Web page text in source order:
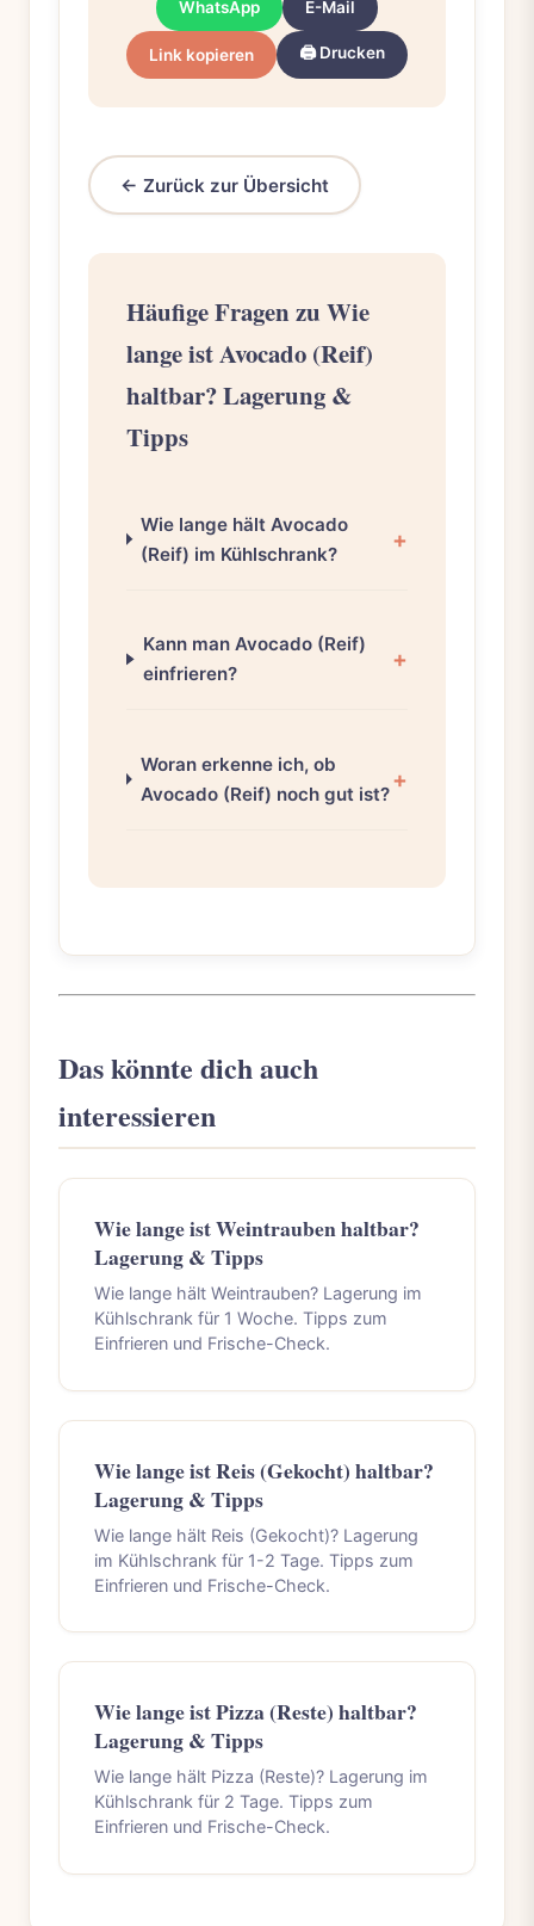
WhatsApp E-Mail
Link kopieren 🖨️ Drucken
← Zurück zur Übersicht
Häufige Fragen zu Wie
lange ist Avocado (Reif)
haltbar? Lagerung &
Tipps
Wie lange hält Avocado
(Reif) im Kühlschrank?
Kann man Avocado (Reif)
einfrieren?
Woran erkenne ich, ob
Avocado (Reif) noch gut ist?
Das könnte dich auch
interessieren
Wie lange ist Weintrauben haltbar?
Lagerung & Tipps
Wie lange hält Weintrauben? Lagerung im
Kühlschrank für 1 Woche. Tipps zum
Einfrieren und Frische-Check.
Wie lange ist Reis (Gekocht) haltbar?
Lagerung & Tipps
Wie lange hält Reis (Gekocht)? Lagerung
im Kühlschrank für 1-2 Tage. Tipps zum
Einfrieren und Frische-Check.
Wie lange ist Pizza (Reste) haltbar?
Lagerung & Tipps
Wie lange hält Pizza (Reste)? Lagerung im
Kühlschrank für 2 Tage. Tipps zum
Einfrieren und Frische-Check.